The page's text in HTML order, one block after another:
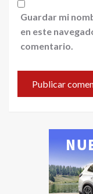
Guardar mi
en este
comentario.